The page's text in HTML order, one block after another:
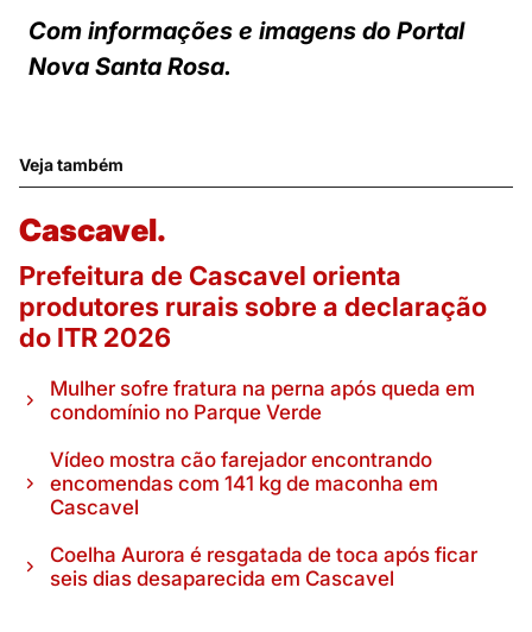
Com informações e imagens do Portal
Nova Santa Rosa.
Veja também
Cascavel.
Prefeitura de Cascavel orienta
produtores rurais sobre a declaração
do ITR 2026
Mulher sofre fratura na perna após queda em
condomínio no Parque Verde
Vídeo mostra cão farejador encontrando
encomendas com 141 kg de maconha em
Cascavel
Coelha Aurora é resgatada de toca após ficar
seis dias desaparecida em Cascavel